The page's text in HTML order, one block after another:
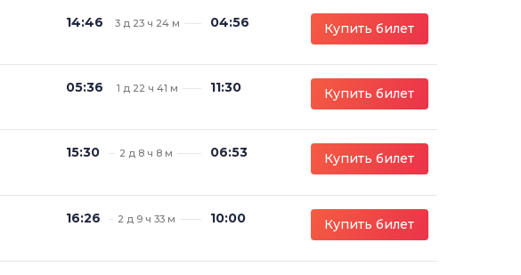
14:46 3 д 23 ч 24 м 04:56 Купить билет
05:36 1 д 22 ч 41 м 11:30 Купить билет
15:30 2 д 8 ч 8 м 06:53 Купить билет
16:26 2 д 9 ч 33 м 10:00 Купить билет